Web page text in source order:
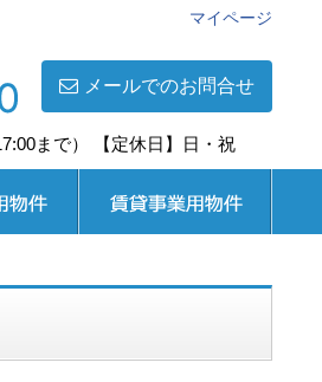
マイページ
メールでのお問合せ
まで） 【定休日】日・祝